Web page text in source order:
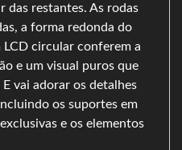
das restantes. As rodas
a forma redonda do
circular conferem a
e um visual puros que
vai adorar os detalhes
os suportes em
e os elementos